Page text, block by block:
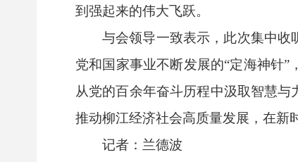
到强起来的伟大飞跃。
与会领导一致表示，此次集中收
党和国家事业不断发展的“定海神针
从党的百余年奋斗历程中汲取智慧
推动柳江经济社会高质量发展，在新
记者：兰德波